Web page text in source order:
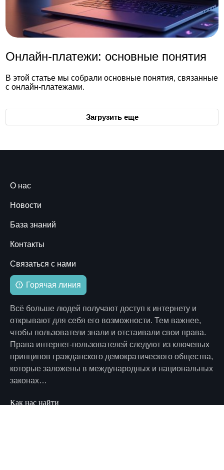
Онлайн-платежи: основные понятия
В этой статье мы собрали основные понятия, связанные
с онлайн-платежами.
Загрузить еще
О нас
Новости
База знаний
Контакты
Связаться с нами
Горячая линия
Всё больше людей получают доступ к интернету и
открывают для себя его возможности. Тем важнее,
чтобы пользователи знали и отстаивали свои права.
Права интернет-пользователей следуют из ключевых
принципов гражданского демократического общества,
которые заложены в международных и национальных
законах…
Как нас найти